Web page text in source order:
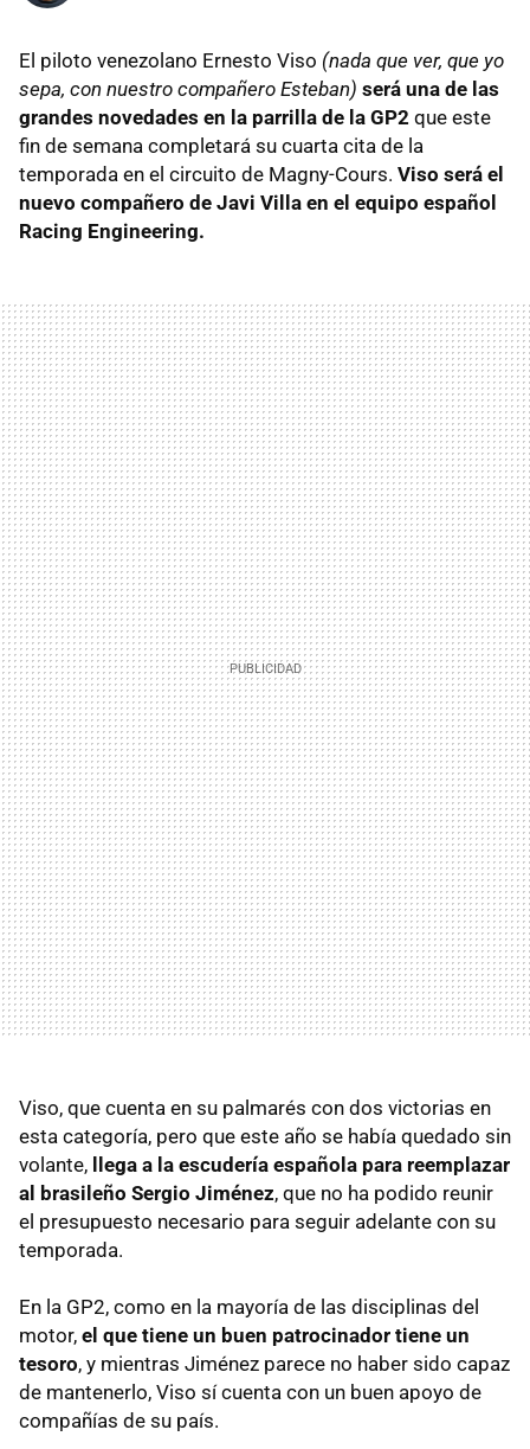
El piloto venezolano Ernesto Viso (nada que ver, que yo
sepa, con nuestro compañero Esteban) será una de las
grandes novedades en la parrilla de la GP2 que este
fin de semana completará su cuarta cita de la
temporada en el circuito de Magny-Cours. Viso será el
nuevo compañero de Javi Villa en el equipo español
Racing Engineering.
Viso, que cuenta en su palmarés con dos victorias en
esta categoría, pero que este año se había quedado sin
volante,
llega a la escudería española para reemplazar
al brasileño Sergio Jiménez, que no ha podido reunir
el presupuesto necesario para seguir adelante con su
temporada.
En la GP2, como en la mayoría de las disciplinas del
motor, el que tiene un buen patrocinador tiene un
tesoro, y mientras Jiménez parece no haber sido capaz
de mantenerlo, Viso sí cuenta con un buen apoyo de
compañías de su país.